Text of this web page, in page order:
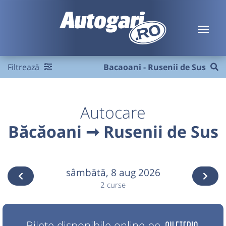
Filtrează Bacaoani - Rusenii de Sus
Autocare
Băcăoani ➞ Rusenii de Sus
sâmbătă, 8 aug 2026
2 curse